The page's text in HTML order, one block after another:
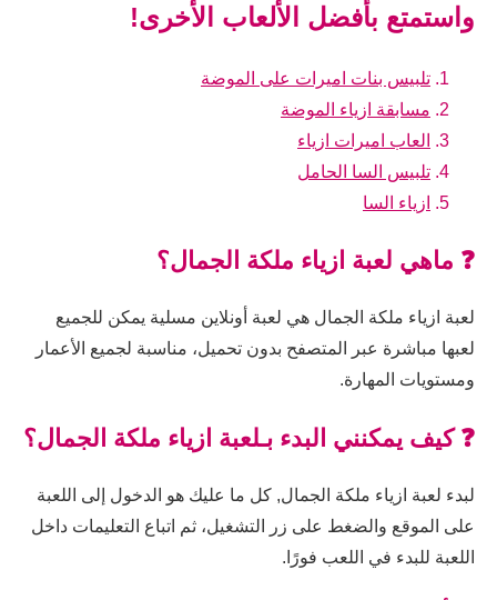
واستمتع بأفضل الألعاب الأخرى!
تلبيس بنات اميرات على الموضة
مسابقة ازياء الموضة
العاب اميرات ازياء
تلبيس السا الحامل
ازياء السا
❓ ماهي لعبة ازياء ملكة الجمال؟
لعبة ازياء ملكة الجمال هي لعبة أونلاين مسلية يمكن للجميع
لعبها مباشرة عبر المتصفح بدون تحميل، مناسبة لجميع الأعمار
ومستويات المهارة.
❓ كيف يمكنني البدء بـلعبة ازياء ملكة الجمال؟
لبدء لعبة ازياء ملكة الجمال, كل ما عليك هو الدخول إلى اللعبة
على الموقع والضغط على زر التشغيل، ثم اتباع التعليمات داخل
اللعبة للبدء في اللعب فورًا.